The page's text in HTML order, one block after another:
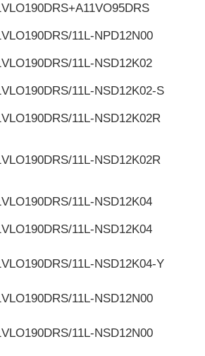
11L-NPD12N00
11L-NSD12K02
11L-NSD12K02-S
11L-NSD12K02R
11L-NSD12K02R
11L-NSD12K04
11L-NSD12K04
11L-NSD12K04-Y
11L-NSD12N00
11L-NSD12N00